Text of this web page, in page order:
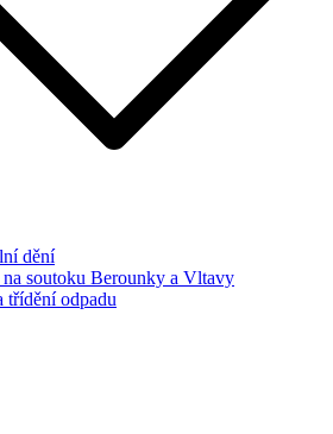
dění
na soutoku Berounky a Vltavy
třídění odpadu